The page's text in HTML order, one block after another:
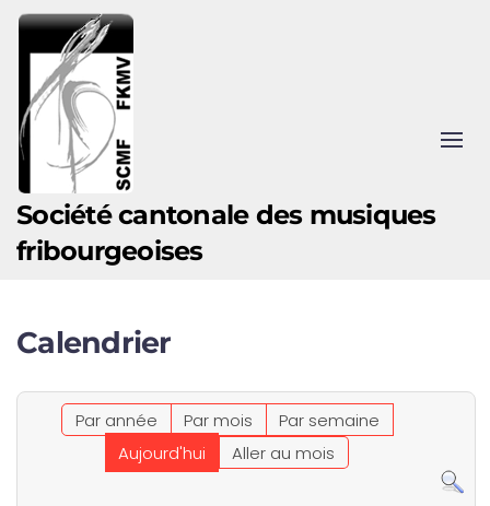
Accéder au contenu principal
Société cantonale des musiques
fribourgeoises
Calendrier
Par année Par mois
Par semaine
Aujourd'hui
Aller au mois